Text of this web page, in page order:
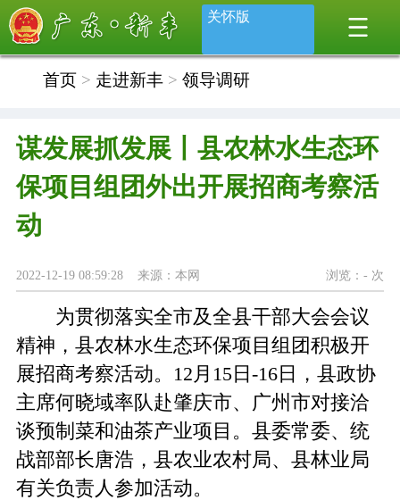
关怀版
首页> 走进新丰> 领导调研
谋发展抓发展丨县农林水生态环
保项目组团外出开展招商考察活
动
浏览：- 次
2022-12-19 08:59:28 来源：本网
为贯彻落实全市及全县干部大会会议
精神，县农林水生态环保项目组团积极开
展招商考察活动。12月15日-16日，县政协
主席何晓域率队赴肇庆市、广州市对接洽
谈预制菜和油茶产业项目。县委常委、统
战部部长唐浩，县农业农村局、县林业局
有关负责人参加活动。